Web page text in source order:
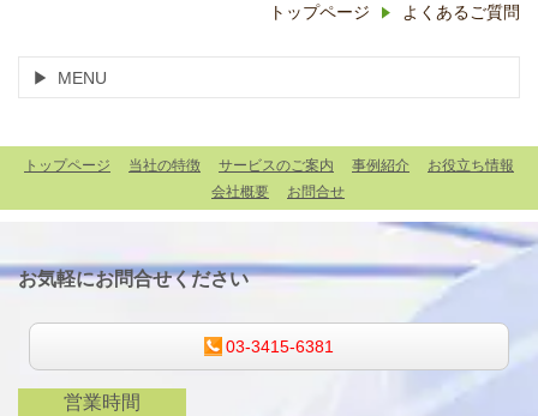
トップページ よくあるご質問
MENU
トップページ 当社の特徴 サービスのご案内 事例紹介
お役立ち情報
会社概要
お問合せ
お気軽にお問合せください
03-3415-6381
営業時間